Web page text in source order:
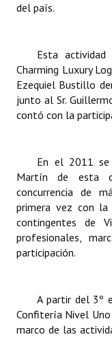
Registros y
Premio al Mérito -
Audiencias Públicas
Mujeres que
Ciudadano Ilustre -
Banca del Vecino -
Huéspedes de
Reconocimientos -
Bariloche,
del país.
Esta
Charming Luxury
Ezequiel Bustillo
junto al Sr.
contó con la
En el 2011 se
Martín de esta
concurrencia de
primera vez con la
contingentes de
profesionales,
participación.
A partir del 3º
Confitería Nivel
marco de las